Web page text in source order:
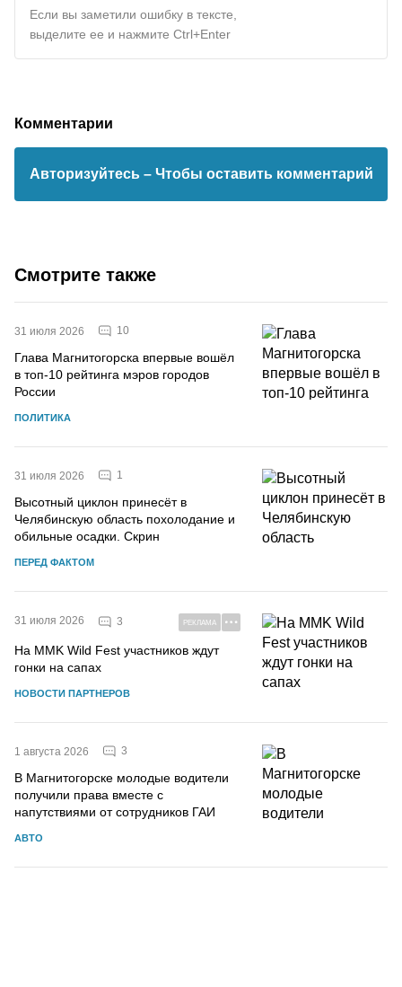
Если вы заметили ошибку в тексте,
выделите ее и нажмите Ctrl+Enter
Комментарии
Авторизуйтесь – Чтобы оставить комментарий
Смотрите также
31 июля 2026 10
Глава Магнитогорска впервые вошёл
в топ-10 рейтинга мэров городов
России
ПОЛИТИКА
31 июля 2026 1
Высотный циклон принесёт в
Челябинскую область похолодание и
обильные осадки. Скрин
ПЕРЕД ФАКТОМ
31 июля 2026 3 РЕКЛАМА
На MMK Wild Fest участников ждут
гонки на сапах
НОВОСТИ ПАРТНЕРОВ
1 августа 2026 3
В Магнитогорске молодые водители
получили права вместе с
напутствиями от сотрудников ГАИ
АВТО